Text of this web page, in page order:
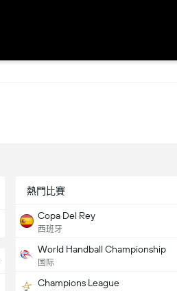
熱門比賽
Copa Del Rey
西班牙
World Handball Championship
国际
Champions League